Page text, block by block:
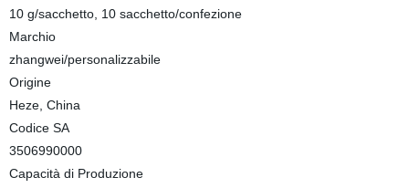
10 g/sacchetto, 10 sacchetto/confezione
Marchio
zhangwei/personalizzabile
Origine
Heze, China
Codice SA
3506990000
Capacità di Produzione